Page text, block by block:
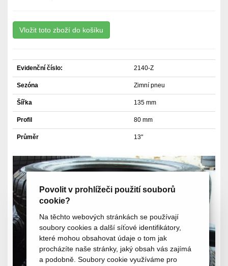
Povolit v prohlížeči použití souborů
cookie?
Na těchto webových stránkách se používají
soubory cookies a další síťové identifikátory,
které mohou obsahovat údaje o tom jak
procházíte naše stránky, jaký obsah vás zajímá
a podobně. Soubory cookie využíváme pro
Evidenční číslo: 2140-Z
Sezóna Zimní pneu
Šířka 135 mm
Profil 80 mm
Průměr 13"